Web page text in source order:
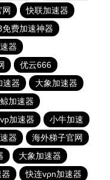
网
快联加速器
免费加速神器
器
优云666
速器
大象加速器
加速器
加速器
小牛加速
器
海外梯子官网
大象加速器
快连vρn加速器